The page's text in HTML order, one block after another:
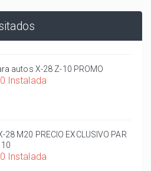
autos X-28 Z-10 PROMO
Instalada
28 M20 PRECIO EXCLUSIVO PAR
Instalada